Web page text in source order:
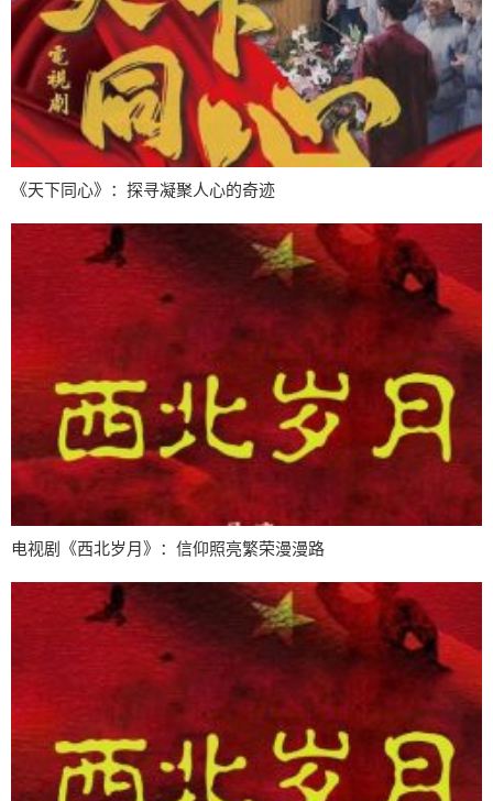
《天下同心》：探寻凝聚人心的奇迹
电视剧《西北岁月》：信仰照亮繁荣漫漫路